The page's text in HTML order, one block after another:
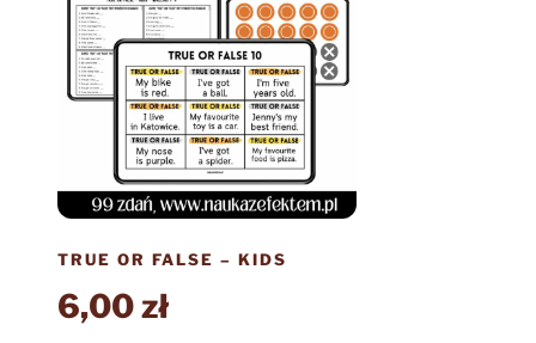
TRUE OR FALSE – KIDS
6,00zł